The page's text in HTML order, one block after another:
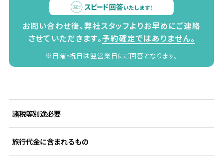
お問い合わせ後、弊社スタッフよりお早めにご連絡
させていただきます。予約確定ではありません。
※日曜・祝日は翌営業日にご回答となります。
諸税等別途必要
旅行代金に含まれるもの